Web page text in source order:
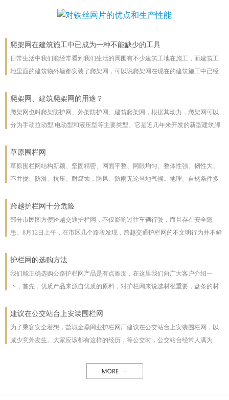
爬架网在建筑施工中已成为一种不能缺少的工具
日常生活中我们能经常看到我们生活的周围有不少建筑工地在施工，而建筑工
地里面的建筑物外墙都安装了爬架网，可以说爬架网在现在的建筑施工中已经
爬架网、建筑爬架网的用途？
爬架网也叫爬架防护网、外架防护网、建筑爬架网，根据其动力，爬架网可以
分为手动拉动型,电动型和液压型等主要类型。它是近几年来开发的新型建筑脚
彻底改善了脚手架技术
草原围栏网
草原围栏网结构新颖、坚固精密、网面平整、网眼均匀、整体性强。韧性大、
不并拢、防滑、抗压、耐腐蚀，防风、防雨无论当地气候。地理、自然条件多
受压力也不至发生松动变形现象。该产品防腐蚀性能好，有极强的防腐抗氧化
等特点，具有一般钢丝网都不具备的优点。克服了电焊网焊接点易开焊脱落的
缺点，一次安装永不松动，是保护草牧场、林场、高速公路和生态环境的最佳
跨越护栏网十分危险
部分市民图方便跨越交通护栏网，不仅影响过往车辆行驶，而且存在安全隐
患。8月12日上午，在市区几个路段发现，跨越交通护栏网的不文明行为并不鲜
护栏网，东西过往的车辆从其身旁疾驰而过;10时30分，两女一男由南向北跨越
交通护栏网;10时32分，两名女子在七一路北侧躲过3辆由东向西行驶的车辆，向
南跨越交通护栏网，护栏网南侧由西向东行驶的车辆急速行驶，两人在等待约1
一名志愿者称，据她观察，从7时30分至10时30分，约有30人在该路段跨越交通
护栏网的选购方法
我们能正确选购公路护栏网产品是有点难度，在这里我们向广大客户介绍一
下，首先，优质产品来源自优质的原料，对护栏网来说选材很重要，盘条的材
以下，我们为客户做了如下分析：1、护栏网网片质量，网片是由不同规格的盘
条（铁丝）焊接而成的，盘条的直径与强度直接影响到网片的质量，在选丝方
面应选择是由正规厂家生产的优质盘条拉出来的成品铁丝；其次是网片的焊接
能力，通常好的网片是每一个焊接或编制点都能够很好的连接。正规护栏网生
产厂，都是采用全自动焊接机来生产的，而一起小厂则采用手工焊接，通常质
建议在公交站台上安装围栏网
为了乘客安全着想，盐城金鼎网业护栏网厂建议在公交站台上安装围栏网，以
减少意外发生。大家应该都有这样的经历，等公交时，公交站台经常人满为
路线图朝的是非机动车道，便于观看，乘客不得不走下站台，而且上车下车都
是人挤人，这些情况均增加了乘客的危险性，如果在站台旁安装了围栏网，那